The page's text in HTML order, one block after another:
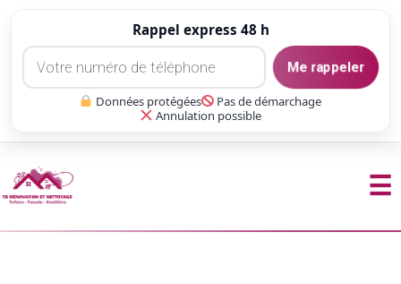
Rappel express 48 h
Me rappeler
Données protégées
Pas de démarchage
Annulation possible
☰